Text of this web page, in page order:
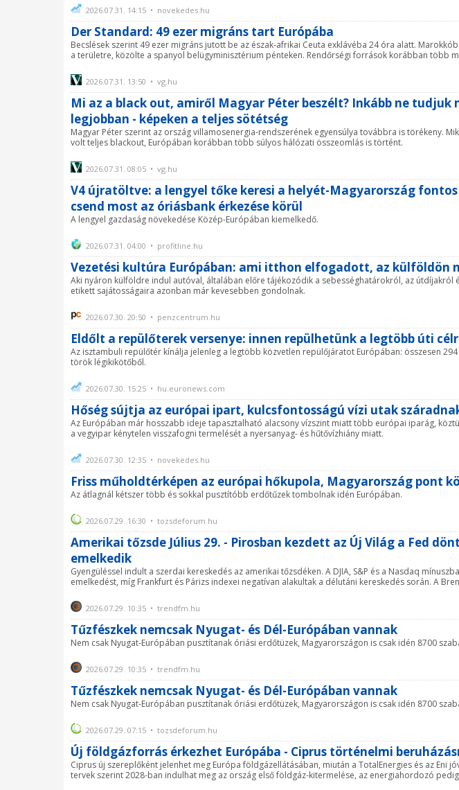
2026.07.31. 14:15 • novekedes.hu
Der Standard: 49 ezer migráns tart Európába
Becslések szerint 49 ezer migráns jutott be az észak-afrikai Ceuta exklávéba 24 óra alatt.
a területre, közölte a spanyol belügyminisztérium pénteken. Rendőrségi források korábban több
2026.07.31. 13:50 • vg.hu
Mi az a black out, amiről Magyar Péter beszélt? Inkább ne tudjuk
legjobban - képeken a teljes sötétség
Magyar Péter szerint az ország villamosenergia-rendszerének egyensúlya továbbra is törékeny.
volt teljes blackout, Európában korábban több súlyos hálózati összeomlás is történt.
2026.07.31. 08:05 • vg.hu
V4 újratöltve: a lengyel tőke keresi a helyét-Magyarország
csend most az óriásbank érkezése körül
A lengyel gazdaság növekedése Közép-Európában kiemelkedő.
2026.07.31. 04:00 • profitline.hu
Vezetési kultúra Európában: ami itthon elfogadott, az külföldön
Aki nyáron külföldre indul autóval, általában előre tájékozódik a sebességhatárokról, az útdíjakról
etikett sajátosságaira azonban már kevesebben gondolnak.
2026.07.30. 20:50 • penzcentrum.hu
Eldőlt a repülőterek versenye: innen repülhetünk a legtöbb úti
Az isztambuli repülőtér kínálja jelenleg a legtöbb közvetlen repülőjáratot Európában: összesen
török légikikötőből.
2026.07.30. 15:25 • hu.euronews.com
Hőség sújtja az európai ipart, kulcsfontosságú vízi utak
Az Európában már hosszabb ideje tapasztalható alacsony vízszint miatt több európai iparág,
a vegyipar kénytelen visszafogni termelését a nyersanyag- és hűtővízhiány miatt.
2026.07.30. 12:35 • novekedes.hu
Friss műholdtérképen az európai hőkupola, Magyarország pont
Az átlagnál kétszer több és sokkal pusztítóbb erdőtűzek tombolnak idén Európában.
2026.07.29. 16:30 • tozsdeforum.hu
Amerikai tőzsde Július 29. - Pirosban kezdett az Új Világ a Fed
emelkedik
Gyengüléssel indult a szerdai kereskedés az amerikai tőzsdéken. A DJIA, S&P és a Nasdaq
emelkedést, míg Frankfurt és Párizs indexei negatívan alakultak a délutáni kereskedés során. A
2026.07.29. 10:35 • trendfm.hu
Tűzfészkek nemcsak Nyugat- és Dél-Európában vannak
Nem csak Nyugat-Európában pusztítanak óriási erdőtüzek, Magyarországon is csak idén 8700
2026.07.29. 10:35 • trendfm.hu
Tűzfészkek nemcsak Nyugat- és Dél-Európában vannak
Nem csak Nyugat-Európában pusztítanak óriási erdőtüzek, Magyarországon is csak idén 8700
2026.07.29. 07:15 • tozsdeforum.hu
Új földgázforrás érkezhet Európába - Ciprus történelmi
Ciprus új szereplőként jelenhet meg Európa földgázellátásában, miután a TotalEnergies és az Eni
tervek szerint 2028-ban indulhat meg az ország első földgáz-kitermelése, az energiahordozó